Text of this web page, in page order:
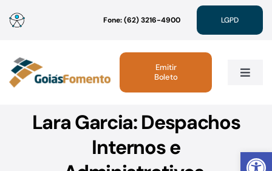
Abrir
para
conteúdo
Fone: (62) 3216-4900 LGPD
Toggle
Institucional
Linhas de Crédito
Emitir
Boleto
Lara Garcia: Despachos
Internos e